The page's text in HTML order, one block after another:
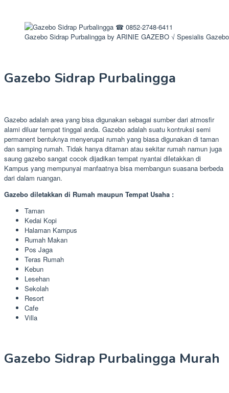
Gazebo Sidrap Purbalingga by ARINIE GAZEBO √ Spesialis
Gazebo Sidrap Purbalingga
Gazebo adalah area yang bisa digunakan sebagai sumber dari atmosfir
alami diluar tempat tinggal anda. Gazebo adalah suatu kontruksi semi
permanent bentuknya menyerupai rumah yang biasa digunakan di taman
dan samping rumah. Tidak hanya ditaman atau sekitar rumah namun juga
saung gazebo sangat cocok dijadikan tempat nyantai diletakkan di
Kampus yang mempunyai manfaatnya bisa membangun suasana berbeda
dari dalam ruangan.
Gazebo diletakkan di Rumah maupun Tempat Usaha :
Taman
Kedai Kopi
Halaman Kampus
Rumah Makan
Pos Jaga
Teras Rumah
Kebun
Lesehan
Sekolah
Resort
Cafe
Villa
Gazebo Sidrap Purbalingga Murah